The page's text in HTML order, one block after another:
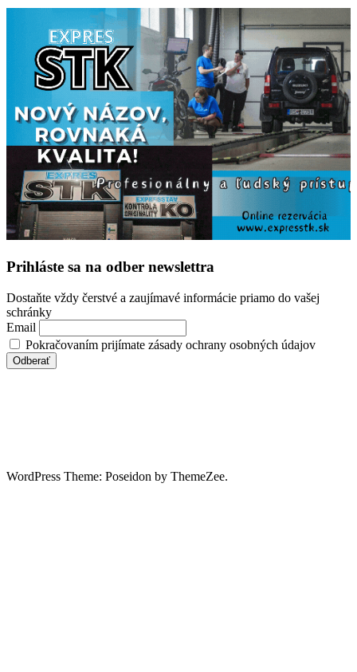
Prihláste sa na odber newslettra
Dostaňte vždy čerstvé a zaujímavé informácie priamo do vašej
schránky
Email
Pokračovaním prijímate zásady ochrany osobných údajov
WordPress Theme: Poseidon by ThemeZee.